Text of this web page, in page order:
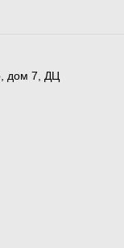
дом 7, ДЦ